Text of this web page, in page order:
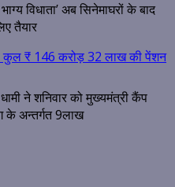
विधाता’ अब सिनेमाघरों के बाद
तैयार
कुल ₹ 146 करोड़ 32 लाख की पेंशन
ने शनिवार को मुख्यमंत्री कैंप
के अन्तर्गत 9लाख